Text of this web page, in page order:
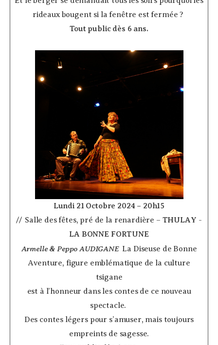
rideaux bougent si la fenêtre est fermée ?
Tout public dès 6 ans.
Lundi 21 Octobre 2024 – 20h15
// Salle des fêtes, pré de la renardière – THULAY ­
LA BONNE FORTUNE
Armelle & Peppo AUDIGANE­ La Diseuse de Bonne
Aventure, figure emblématique de la culture
tsigane
est à l’honneur dans les contes de ce nouveau
spectacle.
Des contes légers pour s’amuser, mais toujours
empreints de sagesse.